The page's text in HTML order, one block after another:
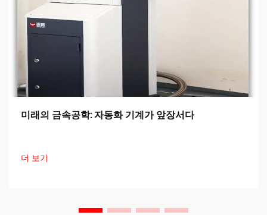
미래의 금속공학: 자동화 기계가 앞장서다
더 보기